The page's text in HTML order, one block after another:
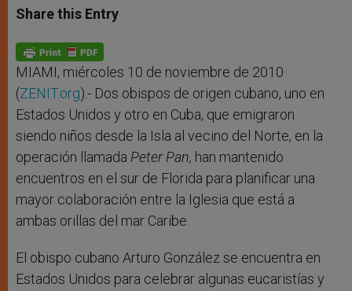
t
s
p
p
s
e
g
e
r
e
b
o
k
Share this Entry
MIAMI, miércoles 10 de noviembre de 2010
(ZENIT.org).- Dos obispos de origen cubano, uno en
Estados Unidos y otro en Cuba, que emigraron
siendo niños desde la Isla al vecino del Norte, en la
operación llamada Peter Pan, han mantenido
encuentros en el sur de Florida para planificar una
mayor colaboración entre la Iglesia que está a
ambas orillas del mar Caribe.
El obispo cubano Arturo González se encuentra en
Estados Unidos para celebrar algunas eucaristías y